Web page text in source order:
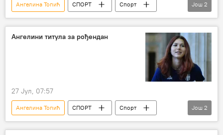
Ангелина Топић СПОРТ
Спорт
Остали спортови
Атлетика
Још 2
Ангелини титула за рођендан
27 Јул, 07:57
Ангелина Топић СПОРТ
Спорт
Остали спортови
Атлетика
Још 2